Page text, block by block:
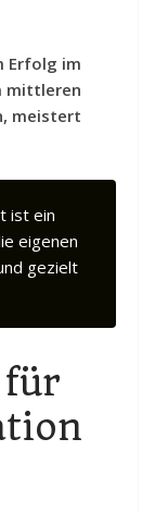
Erfolg im
mittleren
meistert
ist ein
eigenen
gezielt